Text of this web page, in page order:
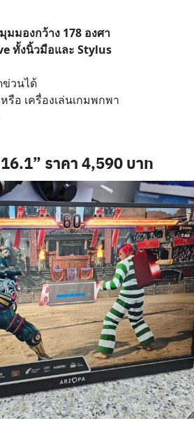
มองกว้าง 178 องศา
ทั้งนิ้วมือและ Stylus
ข่วนได้
รือ เครื่องเล่นเกมพกพา
ราคา 4,590 บาท